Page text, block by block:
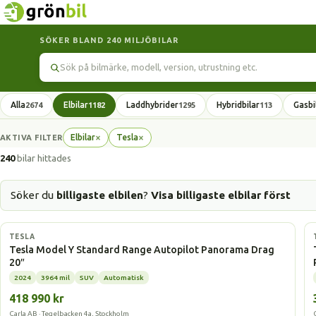
SÖKER BLAND 240 MILJÖBILAR
Alla2674 Elbilar1182 Laddhybrider1295 Hybridbilar113
AKTIVA FILTER Elbilar×
Ta
bort
Tesla×
Ta
240bilar hittades
Söker du billigaste elbilen? Visa billigaste elbilar först
Elbil
TESLA
Tesla Model Y Standard Range Autopilot Panorama Drag
20″
2024 3964 mil SUV Automatisk
418 990 kr
Carla AB · Tegelbacken 4a, Stockholm